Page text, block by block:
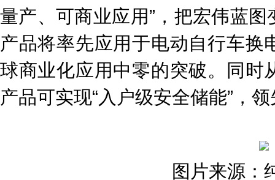
量产、可商业应用”，把宏伟蓝
产品将率先应用于电动自行车换
球商业化应用中零的突破。同时
产品可实现“入户级安全储能”，
图片来源：